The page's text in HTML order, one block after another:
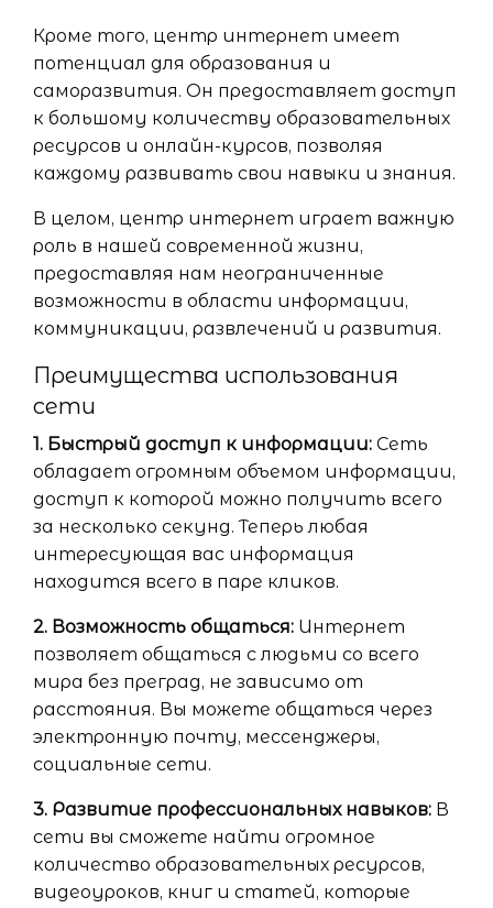
Кроме того, центр интернет имеет
потенциал для образования и
саморазвития. Он предоставляет доступ
к большому количеству образовательных
ресурсов и онлайн-курсов, позволяя
каждому развивать свои навыки и знания.
В целом, центр интернет играет важную
роль в нашей современной жизни,
предоставляя нам неограниченные
возможности в области информации,
коммуникации, развлечений и развития.
Преимущества использования
сети
1. Быстрый доступ к информации: Сеть
обладает огромным объемом информации,
доступ к которой можно получить всего
за несколько секунд. Теперь любая
интересующая вас информация
находится всего в паре кликов.
2. Возможность общаться: Интернет
позволяет общаться с людьми со всего
мира без преград, не зависимо от
расстояния. Вы можете общаться через
электронную почту, мессенджеры,
социальные сети.
3. Развитие профессиональных навыков: В
сети вы сможете найти огромное
количество образовательных ресурсов,
видеоуроков, книг и статей, которые